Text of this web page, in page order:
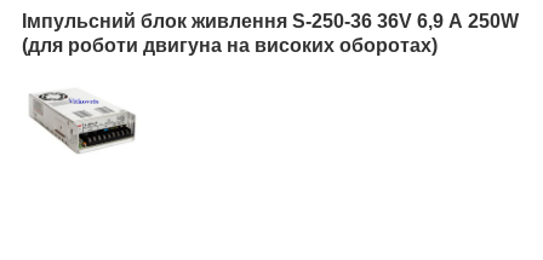
Імпульсний блок живлення S-250-36 36V 6,9 А 250W
(для роботи двигуна на високих оборотах)